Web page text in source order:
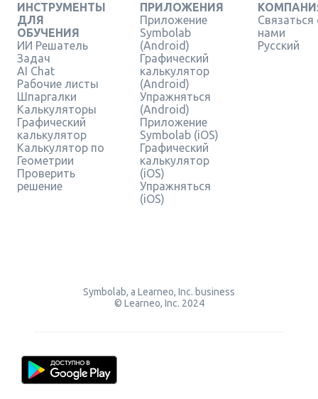
ИНСТРУМЕНТЫ
ДЛЯ
ОБУЧЕНИЯ
ИИ Решатель
Задач
AI Chat
Рабочие листы
Шпаргалки
Калькуляторы
Графический
калькулятор
Калькулятор по
Геометрии
Проверить
решение
ПРИЛОЖЕНИЯ
Приложение
Symbolab
(Android)
Графический
калькулятор
(Android)
Упражняться
(Android)
Приложение
Symbolab (iOS)
Графический
калькулятор
(iOS)
Упражняться
(iOS)
Связаться
нами
Русский
Symbolab, a Learneo, Inc. business
© Learneo, Inc. 2024